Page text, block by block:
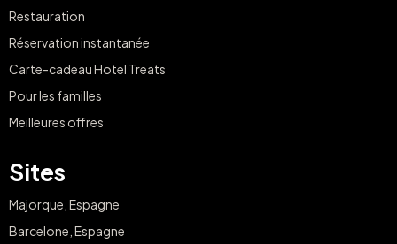
Restauration
Réservation instantanée
Carte-cadeau Hotel Treats
Pour les familles
Meilleures offres
Sites
Majorque, Espagne
Barcelone, Espagne